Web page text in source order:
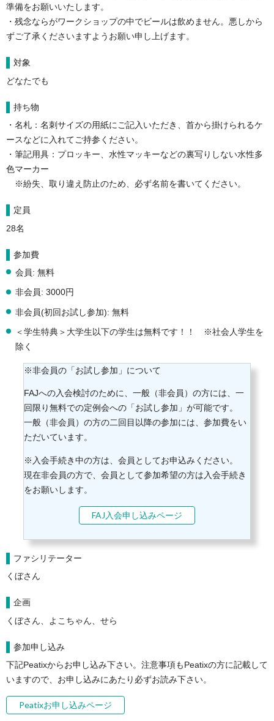
準備をお願いいたします。
・ 残念ならがワークショップの中でビールは飲めません。悪しから
ずご了承くださいますようお願い申し上げます。
対象
どなたでも
持ち物
・名札：名刺サイズの用紙にご記入いただき、首から掛けられるケ
ースなどに入れてご持参ください。
・筆記用具：プロッキー、水性マッキーなどの裏写りしない水性多
色マーカー
※紛失、取り違え防止のため、必ず名前を書いてください。
定員
28名
参加費
会員: 無料
非会員: 3000円
非会員(初回お試し参加): 無料
＜学生特典＞大学生以下の学生は無料です！！ ※社会人学生を
除く
※非会員の「お試し参加」について
FAJへの入会検討のために、一般（非会員）の方には、一
回限り無料での定例会への「お試し参加」が可能です。
一般（非会員）の方の二回目以降の参加には、参加費をい
ただいています。
※入会手続き中の方は、会員としてお申込みください。
現在非会員の方で、会員として参加希望の方は入会手続き
をお願いします。
FAJ入会申し込みページ
ファシリテーター
くぼさん
企画
くぼさん、よこちゃん、せら
参加申し込み
下記Peatixからお申し込み下さい。注意事項もPeatixの方に記載して
いますので、お申し込みにあたり必ずお読み下さい。
Peatixお申し込みページ